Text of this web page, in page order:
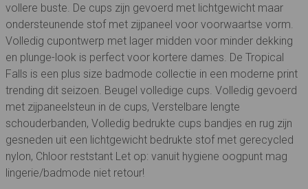
vollere buste. De cups zijn gevoerd met lichtgewicht maar
ondersteunende stof met zijpaneel voor voorwaartse vorm.
Volledig cupontwerp met lager midden voor minder dekking
en plunge-look is perfect voor kortere dames. De Tropical
Falls is een plus size badmode collectie in een moderne print
trending dit seizoen. Beugel volledige cups. Volledig gevoerd
met zijpaneelsteun in de cups, Verstelbare lengte
schouderbanden, Volledig bedrukte cups bandjes en rug zijn
gesneden uit een lichtgewicht bedrukte stof met gerecycled
nylon, Chloor reststant Let op: vanuit hygiene oogpunt mag
lingerie/badmode niet retour!